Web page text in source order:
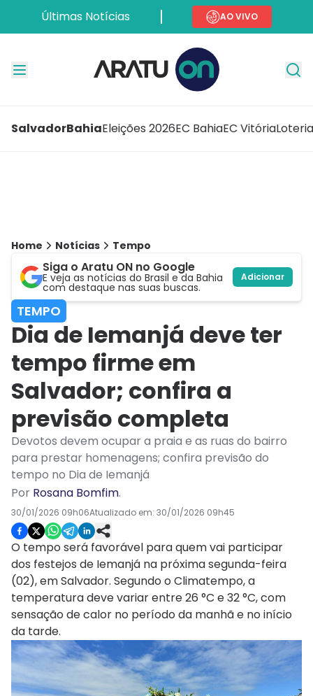
Últimas Notícias AO VIVO
SalvadorBahiaEleições 2026EC BahiaEC Vitória
Home Notícias Tempo
Siga o Aratu ON no Google
E veja as notícias do Brasil e da Bahia
com destaque nas suas buscas.
Adicionar
TEMPO
Dia de Iemanjá deve ter
tempo firme em
Salvador; confira a
previsão completa
Devotos devem ocupar a praia e as ruas do bairro
para prestar homenagens; confira previsão do
tempo no Dia de Iemanjá
Por Rosana Bomfim.
30/01/2026 09h06Atualizado em: 30/01/2026 09h45
O tempo será favorável para quem vai participar
dos festejos de Iemanjá na próxima segunda-feira
(02), em Salvador. Segundo o Climatempo, a
temperatura deve variar entre 26 °C e 32 °C, com
sensação de calor no período da manhã e no início
da tarde.